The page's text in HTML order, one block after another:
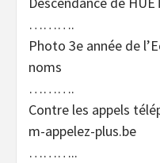
……….
Photo 3e année de
noms
……….
Contre les appels
m-appelez-plus.be
………..